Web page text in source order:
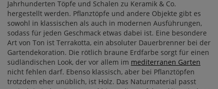
Jahrhunderten Töpfe und Schalen zu Keramik & Co.
hergestellt werden. Pflanztöpfe und andere Objekte gibt es
sowohl in klassischen als auch in modernen Ausführungen,
sodass für jeden Geschmack etwas dabei ist. Eine besondere
Art von Ton ist Terrakotta, ein absoluter Dauerbrenner bei der
Gartendekoration. Die rötlich braune Erdfarbe sorgt für einen
südländischen Look, der vor allem im mediterranen Garten
nicht fehlen darf. Ebenso klassisch, aber bei Pflanztöpfen
trotzdem eher unüblich, ist Holz. Das Naturmaterial passt